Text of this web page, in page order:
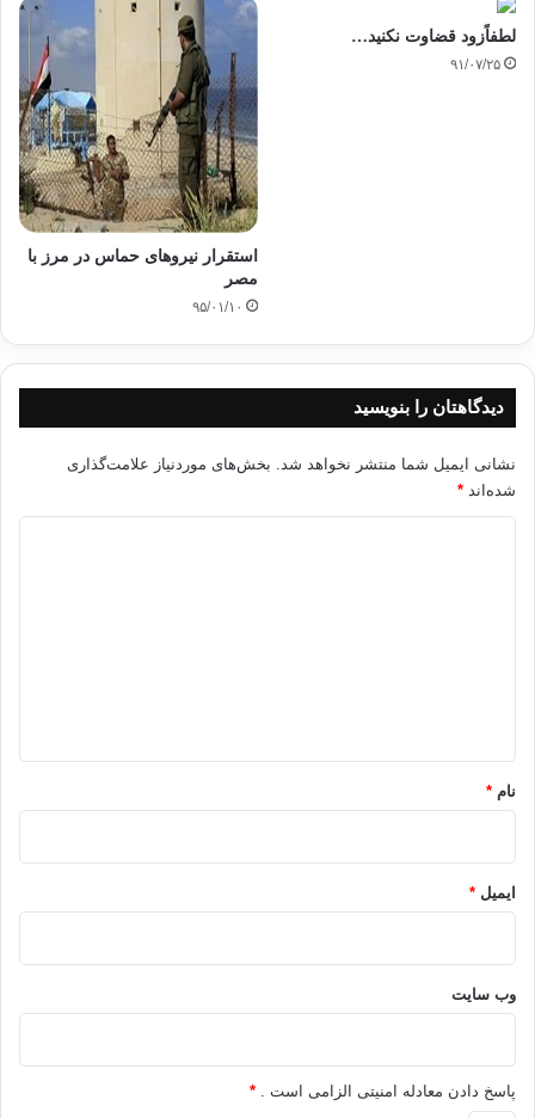
لطفاًزود قضاوت نکنید…
۹۱/۰۷/۲۵
استقرار نیروهای حماس در مرز با
مصر
۹۵/۰۱/۱۰
دیدگاهتان را بنویسید
نشانی ایمیل شما منتشر نخواهد شد. بخش‌های موردنیاز علامت‌گذاری
شده‌اند *
نام *
ایمیل *
وب‌ سایت
پاسخ دادن معادله امنیتی الزامی است . *